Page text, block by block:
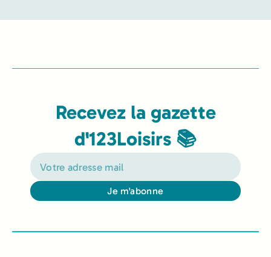
Recevez la gazette
d'123Loisirs 📚
Je m'abonne